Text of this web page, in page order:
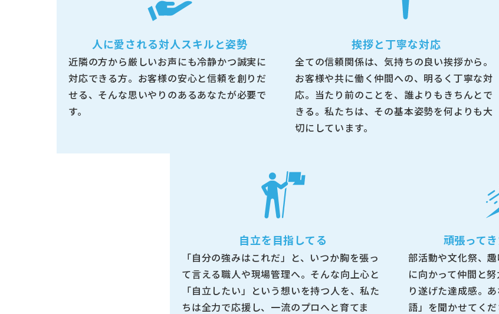
人に愛される対人スキルと姿勢
近隣の方から厳しいお声にも冷静かつ誠実に
対応できる方。お客様の安心と信頼を創りだ
せる、そんな思いやりのあるあなたが必要で
す。
挨拶と丁寧な対応
全ての信頼関係は、気持ちの良い挨拶から。
お客様や共に働く仲間への、明るく丁寧な対
応。当たり前のことを、誰よりもきちんとで
きる。私たちは、その基本姿勢を何よりも大
切にしています。
自立を目指してる
「自分の強みはこれだ」と、いつか胸を張っ
て言える職人や現場管理へ。そんな向上心と
「自立したい」という想いを持つ人を、私た
ちは全力で応援し、一流のプロへと育てま
頑張って
部活動や文化祭、
に向かって仲間と
り遂げた達成感。
語」を聞かせてくだ